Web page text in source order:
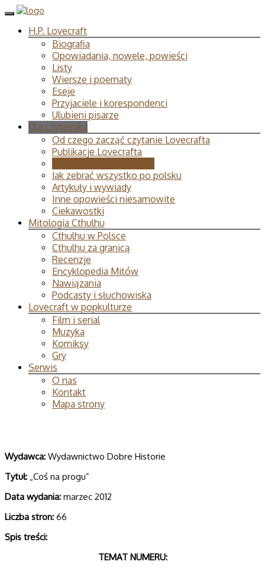
H.P. Lovecraft
Biografia
Opowiadania, nowele, powieści
Listy
Wiersze i poematy
Eseje
Przyjaciele i korespondenci
Ulubieni pisarze
Dla czytelnika
Od czego zacząć czytanie Lovecrafta
Publikacje Lovecrafta
Jak zebrać wszystko po polsku
Artykuły i wywiady
Inne opowieści niesamowite
Ciekawostki
Mitologia Cthulhu
Cthulhu w Polsce
Cthulhu za granicą
Recenzje
Encyklopedia Mitów
Nawiązania
Podcasty i słuchowiska
Lovecraft w popkulturze
Film i serial
Muzyka
Komiksy
Gry
Serwis
O nas
Kontakt
Mapa strony
Wydawca: Wydawnictwo Dobre Historie
Tytuł: „Coś na progu”
Data wydania: marzec 2012
Liczba stron: 66
Spis treści:
TEMAT NUMERU: